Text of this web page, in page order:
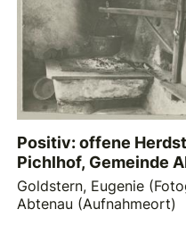
Positiv: offene
Pichlhof, Gemeinde
Goldstern, Eugenie
Abtenau (Aufnahmeort)